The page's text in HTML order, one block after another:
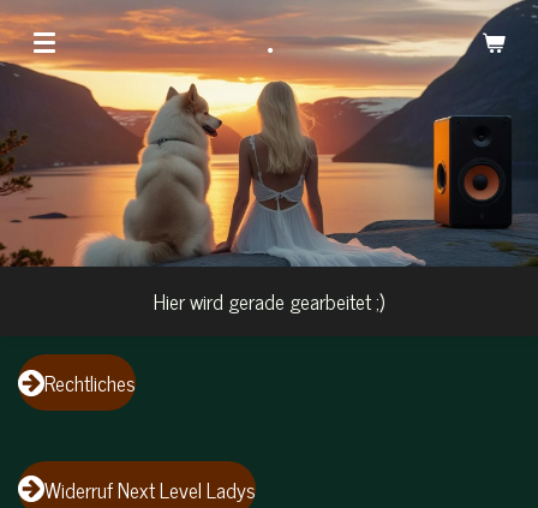
Zum
Hauptinhalt
springen
.
Hier wird gerade gearbeitet ;)
Rechtliches
Widerruf Next Level Ladys